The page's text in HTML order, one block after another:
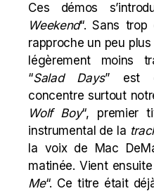
Ces démos
Weekend“. Sans
rapproche un peu
légèrement moins
“Salad Days” est
concentre surtout
Wolf Boy“, premier
instrumental de la
la voix de
Mac
matinée. Vient ensuite
Me“. Ce titre était